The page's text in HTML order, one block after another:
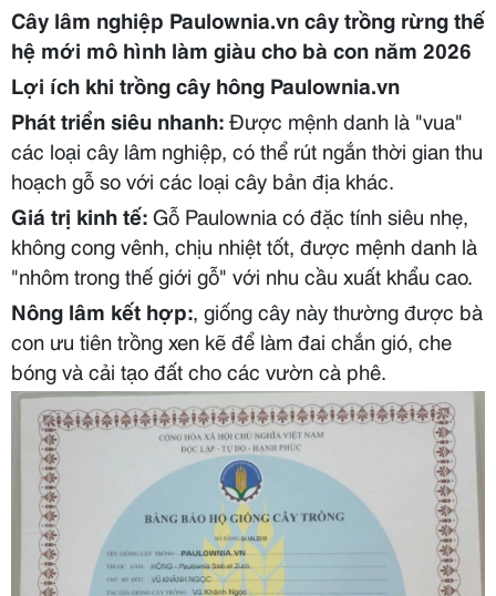
Cây lâm nghiệp Paulownia.vn cây trồng rừng thế
hệ mới mô hình làm giàu cho bà con năm 2026
Lợi ích khi trồng cây hông Paulownia.vn
Phát triển siêu nhanh:Được mệnh danh là "vua"
các loại cây lâm nghiệp, có thể rút ngắn thời gian thu
hoạch gỗ so với các loại cây bản địa khác.
Giá trị kinh tế:Gỗ Paulownia có đặc tính siêu nhẹ,
không cong vênh, chịu nhiệt tốt, được mệnh danh là
"nhôm trong thế giới gỗ" với nhu cầu xuất khẩu cao.
Nông lâm kết hợp:, giống cây này thường được bà
con ưu tiên trồng xen kẽ để làm đai chắn gió, che
bóng và cải tạo đất cho các vườn cà phê.